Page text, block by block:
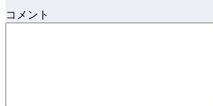
コメント